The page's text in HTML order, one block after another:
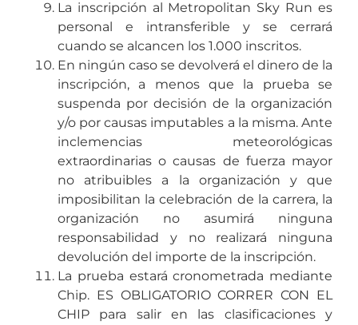
La inscripción al Metropolitan Sky Run es
personal e intransferible y se cerrará
cuando se alcancen los 1.000 inscritos.
En ningún caso se devolverá el dinero de la
inscripción, a menos que la prueba se
suspenda por decisión de la organización
y/o por causas imputables a la misma. Ante
inclemencias meteorológicas
extraordinarias o causas de fuerza mayor
no atribuibles a la organización y que
imposibilitan la celebración de la carrera, la
organización no asumirá ninguna
responsabilidad y no realizará ninguna
devolución del importe de la inscripción.
La prueba estará cronometrada mediante
Chip. ES OBLIGATORIO CORRER CON EL
CHIP para salir en las clasificaciones y